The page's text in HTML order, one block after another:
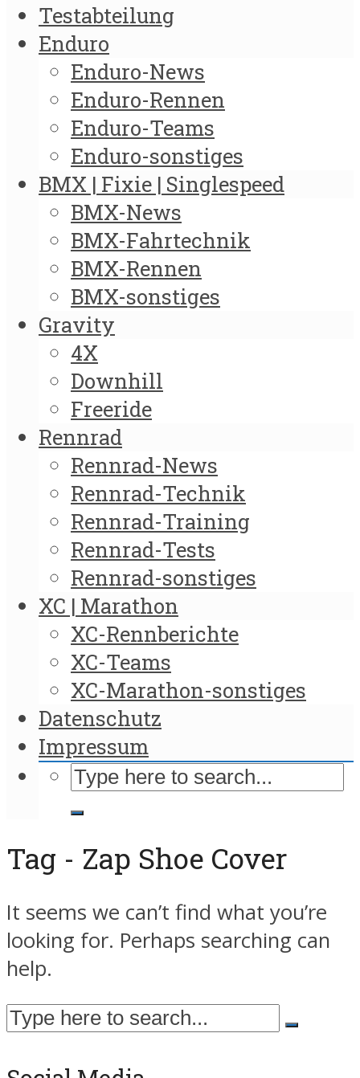
Testabteilung
Enduro
Enduro-News
Enduro-Rennen
Enduro-Teams
Enduro-sonstiges
BMX | Fixie | Singlespeed
BMX-News
BMX-Fahrtechnik
BMX-Rennen
BMX-sonstiges
Gravity
4X
Downhill
Freeride
Rennrad
Rennrad-News
Rennrad-Technik
Rennrad-Training
Rennrad-Tests
Rennrad-sonstiges
XC | Marathon
XC-Rennberichte
XC-Teams
XC-Marathon-sonstiges
Datenschutz
Impressum
Tag - Zap Shoe Cover
It seems we can’t find what you’re
looking for. Perhaps searching can
help.